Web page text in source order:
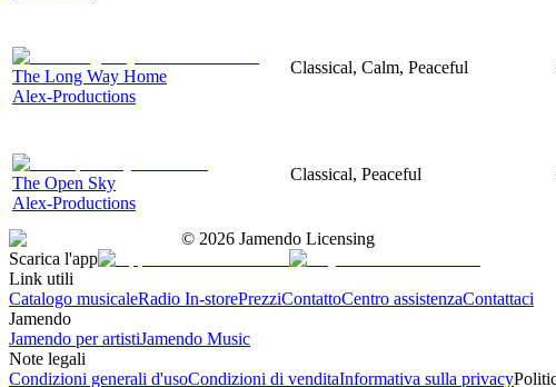
The Long Way Home
Alex-Productions
Classical, Calm, Peaceful
The Open Sky
Alex-Productions
Classical, Peaceful
© 2026 Jamendo Licensing
Scarica l'app
Link utili
Catalogo musicaleRadio In-storePrezziContattoCentro assistenzaContattaci
Jamendo
Jamendo per artistiJamendo Music
Note legali
Condizioni generali d'usoCondizioni di venditaInformativa sulla privacy